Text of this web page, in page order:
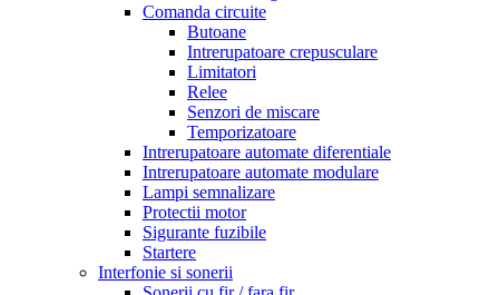
Comanda circuite
Butoane
Intrerupatoare crepusculare
Limitatori
Relee
Senzori de miscare
Temporizatoare
Intrerupatoare automate diferentiale
Intrerupatoare automate modulare
Lampi semnalizare
Protectii motor
Sigurante fuzibile
Startere
Interfonie si sonerii